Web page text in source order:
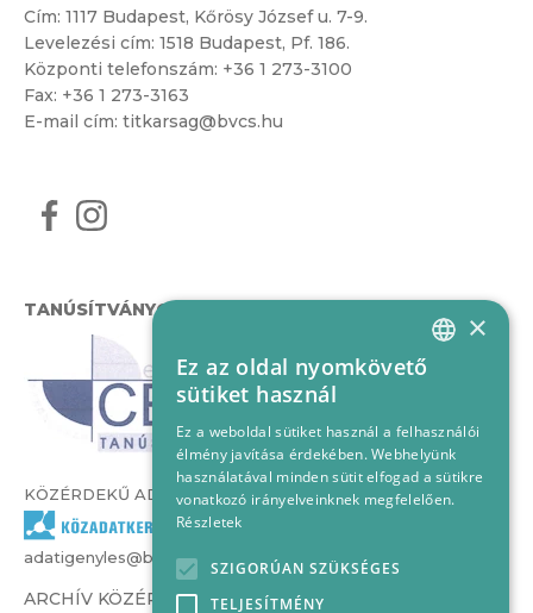
Cím: 1117 Budapest, Kőrösy József u. 7-9.
Levelezési cím: 1518 Budapest, Pf. 186.
Központi telefonszám: +36 1 273-3100
Fax: +36 1 273-3163
E-mail cím: titkarsag@bvcs.hu
TANÚSÍTVÁNYOK
KÖZÉRDEKŰ ADATOK
adatigenyles@bvcs.hu
ARCHÍV KÖZÉRDEKŰ ADATOK –
HUNGARIAN
×
Ez az oldal nyomkövető
sütiket használ
Ez a weboldal sütiket használ a felhasználói
élmény javítása érdekében. Webhelyünk
használatával minden sütit elfogad a sütikre
vonatkozó irányelveinknek megfelelően.
Részletek
SZIGORÚAN SZÜKSÉGES
TELJESÍTMÉNY